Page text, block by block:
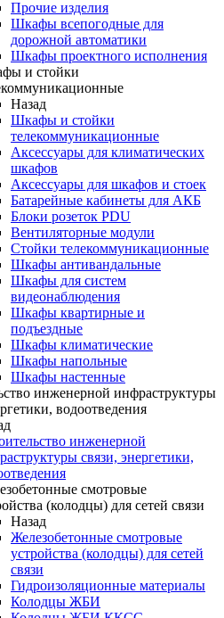
Прочие изделия
Шкафы всепогодные для
дорожной автоматики
Шкафы проектного исполнения
и стойки
Назад
Шкафы и стойки
телекоммуникационные
Аксессуары для климатических
шкафов
Аксессуары для шкафов и стоек
Батарейные кабинеты для АКБ
Блоки розеток PDU
Вентиляторные модули
Стойки телекоммуникационные
Шкафы антивандальные
Шкафы для систем
видеонаблюдения
Шкафы квартирные и
подъездные
Шкафы климатические
Шкафы напольные
Шкафы настенные
инженерной инфраструктуры
водоотведения
инженерной
связи, энергетики,
смотровые
(колодцы) для сетей связи
Назад
Железобетонные смотровые
устройства (колодцы) для сетей
связи
Гидроизоляционные материалы
Колодцы ЖБИ